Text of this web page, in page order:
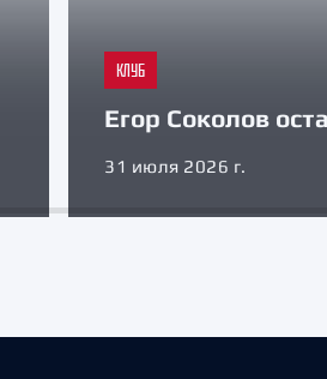
КЛУБ
Егор Соколов
31 июля 2026 г.